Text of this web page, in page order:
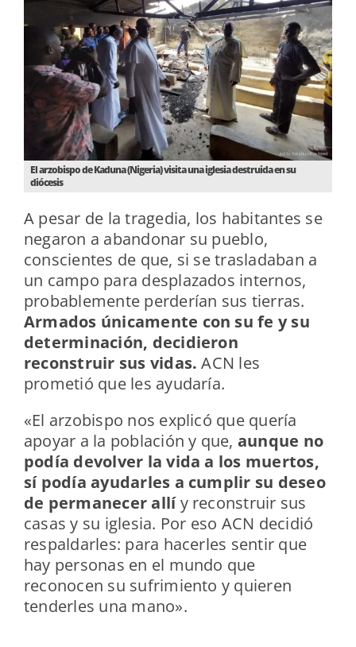
El arzobispo de Kaduna (Nigeria) visita una iglesia destruida en su
diócesis
A pesar de la tragedia, los habitantes se
negaron a abandonar su pueblo,
conscientes de que, si se trasladaban a
un campo para desplazados internos,
probablemente perderían sus tierras.
Armados únicamente con su fe y su
determinación, decidieron
reconstruir sus vidas. ACN les
prometió que les ayudaría.
«El arzobispo nos explicó que quería
apoyar a la población y que, aunque no
podía devolver la vida a los muertos,
sí podía ayudarles a cumplir su deseo
de permanecer allíy reconstruir sus
casas y su iglesia. Por eso ACN decidió
respaldarles: para hacerles sentir que
hay personas en el mundo que
reconocen su sufrimiento y quieren
tenderles una mano».